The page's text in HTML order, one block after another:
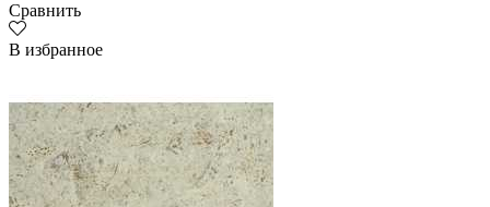
Сравнить
В избранное